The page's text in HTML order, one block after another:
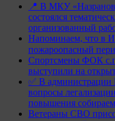
📍 В МКУ
состоялся
организованный
Напоминаем, что в
пожароопасный
Спортсмены ФОК
выступили на
✅ В администрации
вопросы
повышения
Ветераны СВО